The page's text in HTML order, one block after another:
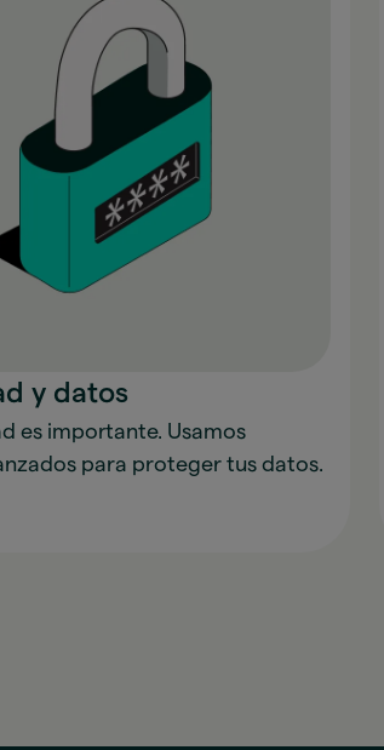
y datos
es importante. Usamos
para proteger tus datos.